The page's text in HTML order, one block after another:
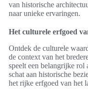
van historische
naar unieke ervaringen.
Het culturele erfgoed
Ontdek de culturele
de context van het
speelt een belangrijke rol
schat aan historische
het rijke erfgoed van het